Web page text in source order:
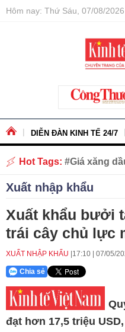
Hôm nay: Thứ Sáu, 07/08/
DIỄN ĐÀN KINH TẾ 24/7
Hot Tags: Giá xăng
Xuất nhập khẩu
Xuất khẩu bưởi
trái cây chủ lực
XUẤT NHẬP KHẨU 17:10 07/05/
Chia sẻ
đạt hơn 17,5 triệu